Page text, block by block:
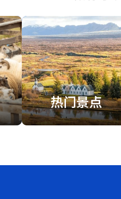
热门景点